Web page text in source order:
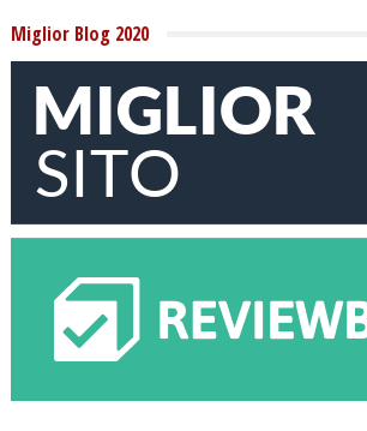
Miglior Blog 2020